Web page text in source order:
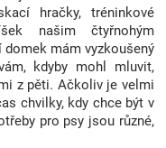
hračky, tréninkové
našim čtyřnohým
domek mám vyzkoušený
kdyby mohl mluvit,
z pěti. Ačkoliv je velmi
chvilky, kdy chce být v
pro psy jsou různé,